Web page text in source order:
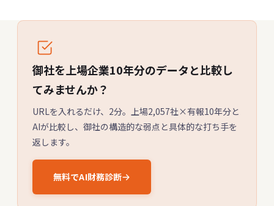
御社を上場企業10年分のデータと比較し
てみませんか？
URLを入れるだけ、2分。上場2,057社×有報10年分と
AIが比較し、御社の構造的な弱点と具体的な打ち手を
返します。
無料でAI財務診断